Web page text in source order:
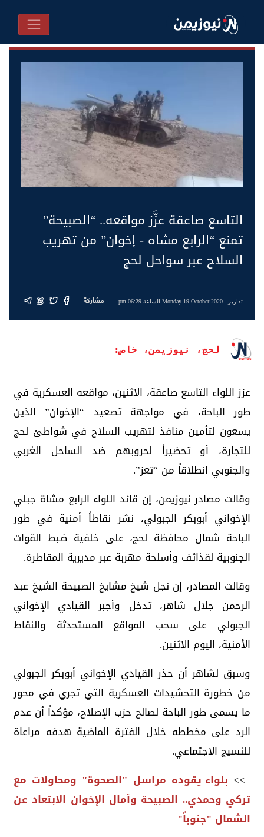
التاسع صاعقة عزَّز مواقعه.. “الصبيحة”
تمنع “الرابع مشاه - إخوان” من تهريب
السلاح عبر سواحل لحج
تقارير - Monday 19 October 2020 الساعة 06:29 pm مشاركة
لحج، نيوزيمن، خاص:
عزز اللواء التاسع صاعقة، الاثنين، مواقعه العسكرية في
طور الباحة، في مواجهة تصعيد “الإخوان” الذين
يسعون لتأمين منافذ لتهريب السلاح في شواطئ لحج
للتجارة، أو تحضيراً لحروبهم ضد الساحل الغربي
والجنوبي انطلاقاً من “تعز”.
وقالت مصادر نيوزيمن، إن قائد اللواء الرابع مشاة جبلي
الإخواني أبوبكر الجبولي، نشر نقاطاً أمنية في طور
الباحة شمال محافظة لحج، على خلفية ضبط القوات
الجنوبية لقذائف وأسلحة مهربة عبر مديرية المقاطرة.
وقالت المصادر، إن نجل شيخ مشايخ الصبيحة الشيخ عبد
الرحمن جلال شاهر، تدخل وأجبر القيادي الإخواني
الجبولي على سحب المواقع المستحدثة والنقاط
الأمنية، اليوم الاثنين.
وسبق لشاهر أن حذر القيادي الإخواني أبوبكر الجبولي
من خطورة التحشيدات العسكرية التي تجري في محور
ما يسمى طور الباحة لصالح حزب الإصلاح، مؤكداً أن عدم
الرد على مخططه خلال الفترة الماضية هدفه مراعاة
للنسيج الاجتماعي.
>> بلواء يقوده مراسل "الصحوة" ومحاولات مع
تركي وحمدي.. الصبيحة وآمال الإخوان الابتعاد عن
الشمال "جنوباً"